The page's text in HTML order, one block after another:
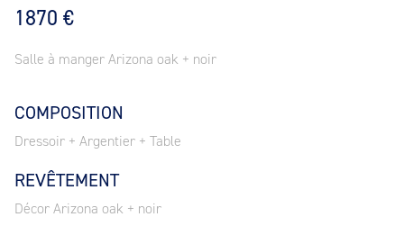
1870 €
Salle à manger Arizona oak + noir
COMPOSITION
Dressoir + Argentier + Table
REVÊTEMENT
Décor Arizona oak + noir